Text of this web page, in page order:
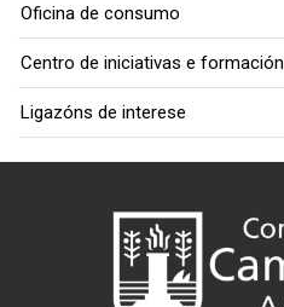
Oficina de consumo
Centro de iniciativas e formación
Ligazóns de interese